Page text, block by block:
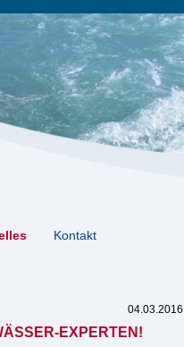
Kontakt
04.03.2016
EXPERTEN!